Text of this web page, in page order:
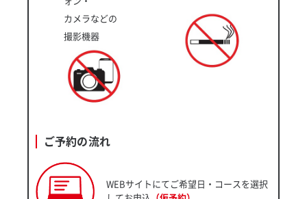
カメラなどの
撮影機器
ご予約の流れ
WEBサイトにてご希望日・コースを選択